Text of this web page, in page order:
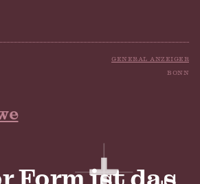
general anzeiger
bonn